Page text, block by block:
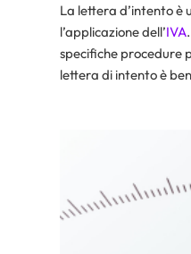
La lettera d’intento
l’applicazione dell’IVA
specifiche procedure
lettera di intento è